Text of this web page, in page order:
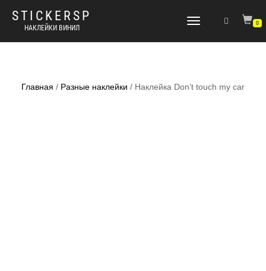
STICKERSP
НАКЛЕЙКИ ВИНИЛ
Переключить
0
Главная / Разные наклейки / Наклейка Don’t touch my car